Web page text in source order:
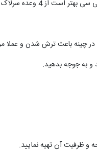
در چینه باعث ترش شدن و
به جوجه بدهید.
و ظرفیت آن تهیه نمایید.